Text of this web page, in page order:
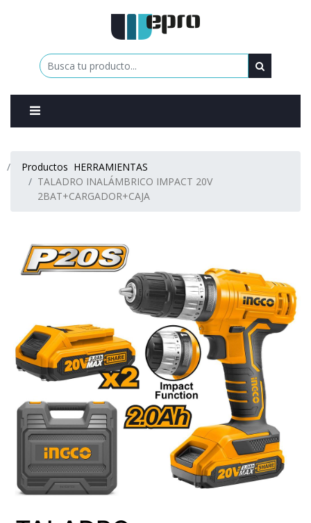
Productos HERRAMIENTAS
TALADRO INALÁMBRICO IMPACT 20V
2BAT+CARGADOR+CAJA